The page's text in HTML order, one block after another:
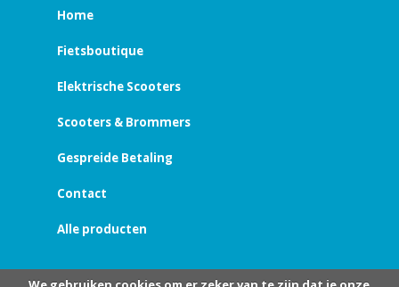
Home
Fietsboutique
Elektrische Scooters
Scooters & Brommers
Gespreide Betaling
Contact
Alle producten